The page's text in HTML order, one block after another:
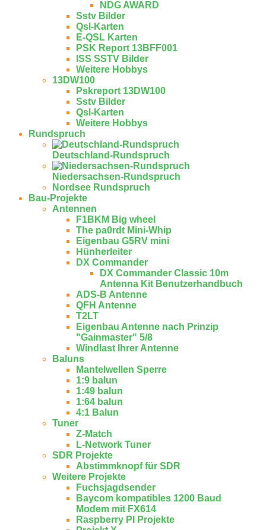
NDG AWARD
Sstv Bilder
Qsl-Karten
E-QSL Karten
PSK Report 13BFF001
ISS SSTV Bilder
Weitere Hobbys
13DW100
Pskreport 13DW100
Sstv Bilder
Qsl-Karten
Weitere Hobbys
Rundspruch
Deutschland-Rundspruch
Niedersachsen-Rundspruch
Nordsee Rundspruch
Bau-Projekte
Antennen
F1BKM Big wheel
The pa0rdt Mini-Whip
Eigenbau G5RV mini
Hünherleiter
DX Commander
DX Commander Classic 10m
Antenna Kit Benutzerhandbuch
ADS-B Antenne
QFH Antenne
T2LT
Eigenbau Antenne nach Prinzip
"Gainmaster" 5/8
Windlast Ihrer Antenne
Baluns
Mantelwellen Sperre
1:9 balun
1:49 balun
1:64 balun
4:1 Balun
Tuner
Z-Match
L-Network Tuner
SDR Projekte
Abstimmknopf für SDR
Weitere Projekte
Fuchsjagdsender
Baycom kompatibles 1200 Baud
Modem mit FX614
Raspberry PI Projekte